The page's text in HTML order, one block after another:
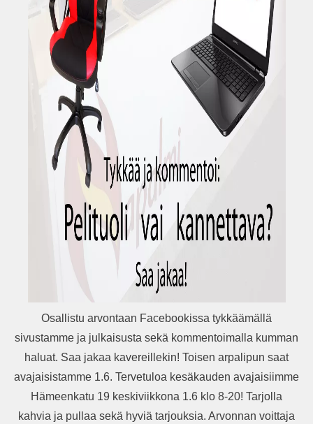
Osallistu arvontaan Facebookissa tykkäämällä
sivustamme ja julkaisusta sekä kommentoimalla kumman
haluat. Saa jakaa kavereillekin! Toisen arpalipun saat
avajaisistamme 1.6. Tervetuloa kesäkauden avajaisiimme
Hämeenkatu 19 keskiviikkona 1.6 klo 8-20! Tarjolla
kahvia ja pullaa sekä hyviä tarjouksia. Arvonnan voittaja